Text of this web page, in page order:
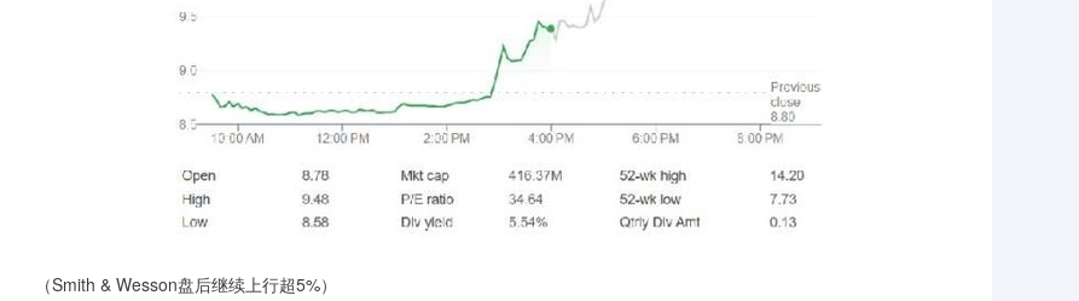
（Smith & Wesson盘后继续上行超5%）